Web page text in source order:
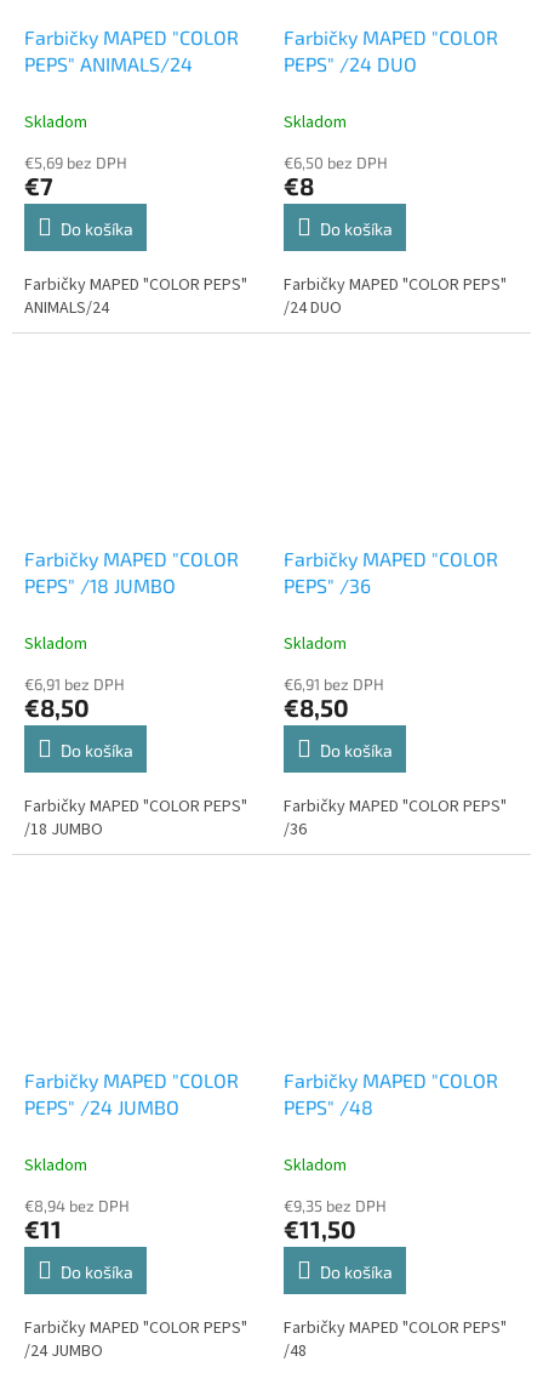
Farbičky MAPED "COLOR
PEPS" ANIMALS/24
Skladom
€5,69 bez DPH
€7
Do košíka
Farbičky MAPED "COLOR PEPS"
ANIMALS/24
Farbičky MAPED "COLOR
PEPS" /24 DUO
Skladom
€6,50 bez DPH
€8
Do košíka
Farbičky MAPED "COLOR PEPS"
/24 DUO
Farbičky MAPED "COLOR
PEPS" /18 JUMBO
Skladom
€6,91 bez DPH
€8,50
Do košíka
Farbičky MAPED "COLOR PEPS"
/18 JUMBO
Farbičky MAPED "COLOR
PEPS" /36
Skladom
€6,91 bez DPH
€8,50
Do košíka
Farbičky MAPED "COLOR PEPS"
/36
Farbičky MAPED "COLOR
PEPS" /24 JUMBO
Skladom
€8,94 bez DPH
€11
Do košíka
Farbičky MAPED "COLOR PEPS"
/24 JUMBO
Farbičky MAPED "COLOR
PEPS" /48
Skladom
€9,35 bez DPH
€11,50
Do košíka
Farbičky MAPED "COLOR PEPS"
/48